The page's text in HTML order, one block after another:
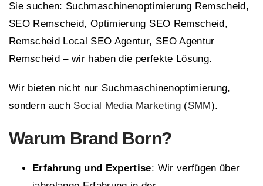
Sie suchen: Suchmaschinenoptimierung Remscheid,
SEO Remscheid, Optimierung SEO Remscheid,
Remscheid Local SEO Agentur, SEO Agentur
Remscheid – wir haben die perfekte Lösung.
Wir bieten nicht nur Suchmaschinenoptimierung,
sondern auch Social Media Marketing(SMM).
Warum Brand Born?
Erfahrung und Expertise: Wir verfügen über